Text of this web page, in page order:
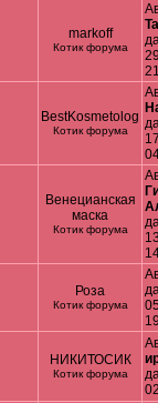
markoff
Котик форума
BestKosmetolog
Котик форума
Венецианская
маска
Котик форума
Роза
Котик форума
НИКИТОСИК
Котик форума